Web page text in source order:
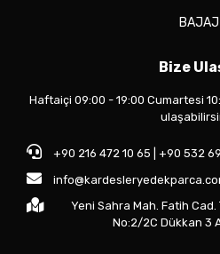
BAJAJ
Bize
Haftaiçi 09:00 - 19:00 Cumartesi
+90 216 472 10 65 | +90 532
Yeni Sahra Mah. Fatih
No:2/2C Dükkan 3